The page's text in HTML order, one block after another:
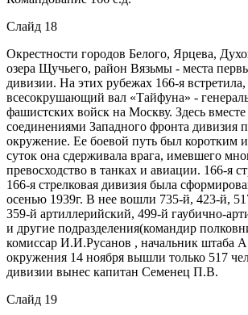
Слайд 18
Окрестности городов Белого, Ярцева,
озера Щучьего, район Вязьмы - места
дивизии. На этих рубежах 166-я встретила,
всесокрушающий вал «Тайфуна» -
фашистских войск на Москву. Здесь
соединениями Западного фронта дивизия
окружение. Ее боевой путь был коротким
суток она сдерживала врага, имевшего
превосходство в танках и авиации. 166-я
166-я стрелковая дивизия была
осенью 1939г. В нее вошли 735-й, 423-й,
359-й артиллерийский, 499-й гаубично-
и другие подразделения(командир
комиссар И.И.Русанов , начальник штаба
окружения 14 ноября вышли только 517
дивизии вынес капитан Семенец П.В.
Слайд 19